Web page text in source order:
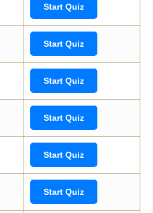
Start Quiz
Start Quiz
Start Quiz
Start Quiz
Start Quiz
Start Quiz